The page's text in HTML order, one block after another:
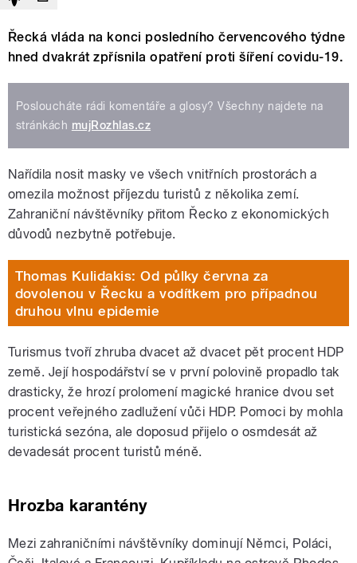
Řecká vláda na konci posledního červencového týdne
hned dvakrát zpřísnila opatření proti šíření covidu-19.
Posloucháte rádi komentáře a glosy? Všechny najdete na
stránkách mujRozhlas.cz
Nařídila nosit masky ve všech vnitřních prostorách a
omezila možnost příjezdu turistů z několika zemí.
Zahraniční návštěvníky přitom Řecko z ekonomických
důvodů nezbytně potřebuje.
Thomas Kulidakis: Od půlky června za
dovolenou v Řecku a vodítkem pro případnou
druhou vlnu epidemie
Turismus tvoří zhruba dvacet až dvacet pět procent HDP
země. Její hospodářství se v první polovině propadlo tak
drasticky, že hrozí prolomení magické hranice dvou set
procent veřejného zadlužení vůči HDP. Pomoci by mohla
turistická sezóna, ale doposud přijelo o osmdesát až
devadesát procent turistů méně.
Hrozba karantény
Mezi zahraničními návštěvníky dominují Němci, Poláci,